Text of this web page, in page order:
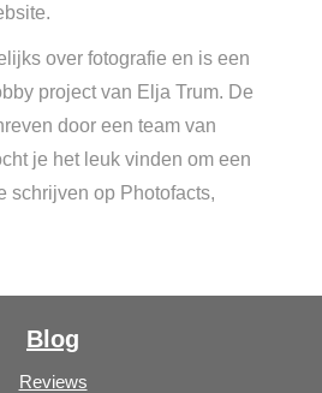
over fotografie en is een
project van Elja Trum. De
door een team van
je het leuk vinden om een
schrijven op Photofacts,
Blog
Reviews